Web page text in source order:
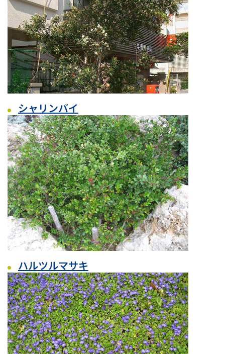
シャリンバイ
ハルツルマサキ